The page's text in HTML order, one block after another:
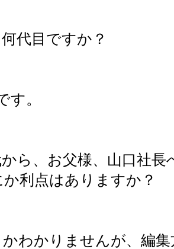
代目ですか？
す。
ら、お父様、山口社長
利点はありますか？
わかりませんが、編